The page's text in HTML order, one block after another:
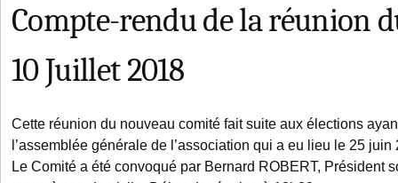
Compte-rendu de la réunion
10 Juillet 2018
Cette réunion du nouveau comité fait suite aux élections
l’assemblée générale de l’association qui a eu lieu le 25 juin
Le Comité a été convoqué par Bernard ROBERT, Président